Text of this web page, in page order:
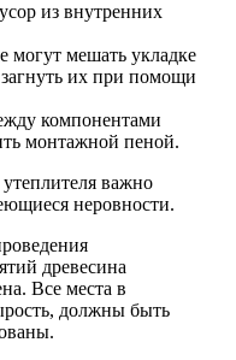
из внутренних
могут мешать укладке
их при помощи
компонентами
монтажной пеной.
важно
неровности.
древесина
Все места в
должны быть